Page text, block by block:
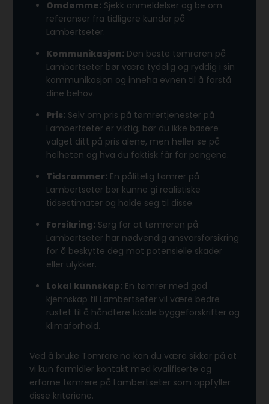
Omdømme: Sjekk anmeldelser og be om
referanser fra tidligere kunder på
Lambertseter.
Kommunikasjon: Den beste tømreren på
Lambertseter bør være tydelig og ryddig i sin
kommunikasjon og inneha evnen til å forstå
dine behov.
Pris: Selv om pris på tømrertjenester på
Lambertseter er viktig, bør du ikke basere
valget ditt på pris alene, men heller se på
helheten og hva du faktisk får for pengene.
Tidsrammer: En pålitelig tømrer på
Lambertseter bør kunne gi realistiske
tidsestimater og holde seg til disse.
Forsikring: Sørg for at tømreren på
Lambertseter har nødvendig ansvarsforsikring
for å beskytte deg mot potensielle skader
eller ulykker.
Lokal kunnskap: En tømrer med god
kjennskap til Lambertseter vil være bedre
rustet til å håndtere lokale byggeforskrifter og
klimaforhold.
Ved å bruke Tomrere.no kan du være sikker på at
vi kun formidler kontakt med kvalifiserte og
erfarne tømrere på Lambertseter som oppfyller
disse kriteriene.